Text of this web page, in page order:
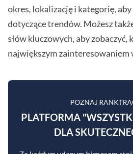
okres, lokalizację i kategorię,
dotyczące trendów. Możesz
słów kluczowych, aby zobaczyć,
największym zainteresowaniem
POZNAJ
PLATFORMA
DLA